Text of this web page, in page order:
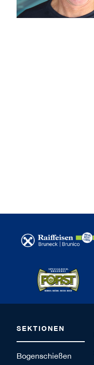
Hannah
Brugger
SEKTIONEN
Bogenschießen